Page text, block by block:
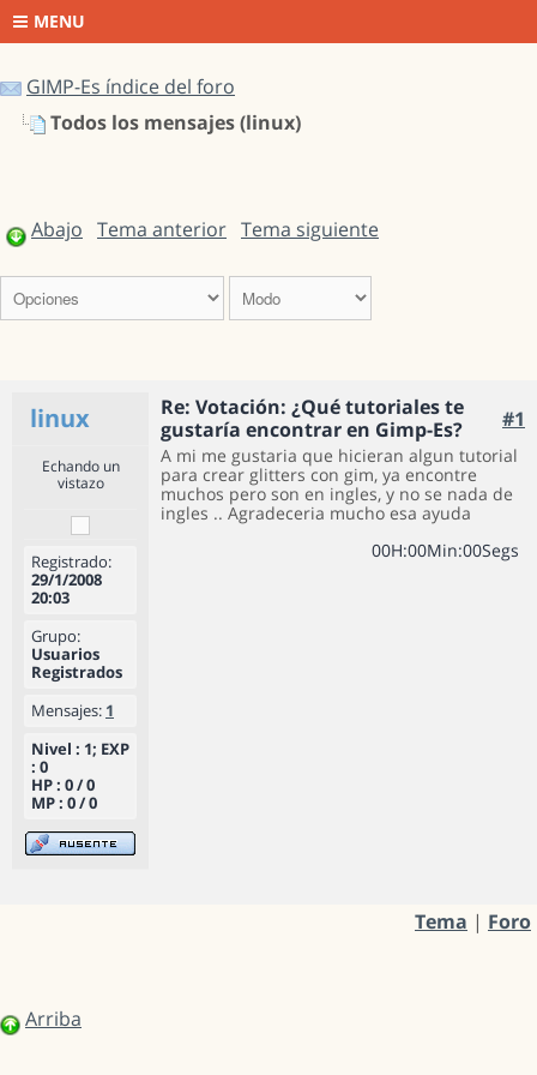
MENU
GIMP-Es índice del foro
Todos los mensajes (linux)
Abajo Tema anterior Tema siguiente
linux
Re: Votación: ¿Qué tutoriales te
gustaría encontrar en Gimp-Es?
#1
Echando un
vistazo
Registrado:
29/1/2008
20:03
Grupo:
Usuarios
Registrados
Mensajes: 1
Nivel : 1; EXP
: 0
HP : 0 / 0
MP : 0 / 0
A mi me gustaria que hicieran algun tutorial
para crear glitters con gim, ya encontre
muchos pero son en ingles, y no se nada de
ingles .. Agradeceria mucho esa ayuda
00H:00Min:00Segs
Tema | Foro
Arriba